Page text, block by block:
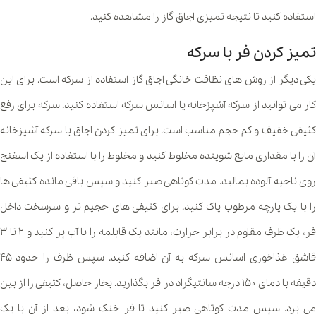
استفاده کنید تا نتیجه تمیزی اجاق گاز را مشاهده کنید.
تمیز کردن فر با سرکه
یکی دیگر از روش های نظافت خانگی اجاق گاز استفاده از سرکه است. برای این
کار می توانید از سرکه آشپزخانه یا اسانس سرکه استفاده کنید. سرکه برای رفع
کثیفی خفیف و کم حجم مناسب است. برای تمیز کردن اجاق با سرکه آشپزخانه
آن را با مقداری مایع شوینده مخلوط کنید و مخلوط را با استفاده از یک اسفنج
روی ناحیه آلوده بمالید. مدت کوتاهی صبر کنید و سپس باقی مانده کثیفی ها
را با یک پارچه مرطوب پاک کنید. برای کثیفی های حجیم تر و سرسخت داخل
فر، یک ظرف مقاوم در برابر حرارت، مانند یک قابلمه را با آب پر کنید و ۲ تا ۳
قاشق غذاخوری اسانس سرکه به آن اضافه کنید. سپس ظرف را حدود ۴۵
دقیقه با دمای ۱۵۰ درجه سانتیگراد در فر بگذارید. بخار حاصل، کثیفی را از بین
می برد. سپس مدت کوتاهی صبر کنید تا فر خنک شود، بعد از آن با یک